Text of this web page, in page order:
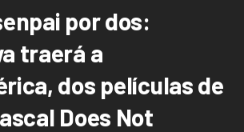
por dos:
traerá a
dos películas de
Does Not